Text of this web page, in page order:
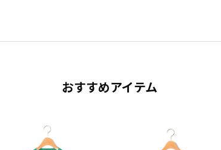
おすすめアイテム